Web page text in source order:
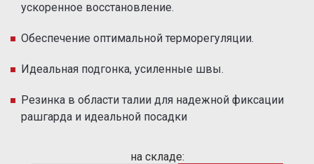
ускоренное восстановление.
Обеспечение оптимальной терморегуляции.
Идеальная подгонка, усиленные швы.
Резинка в области талии для надежной фиксации
рашгарда и идеальной посадки
на складе: